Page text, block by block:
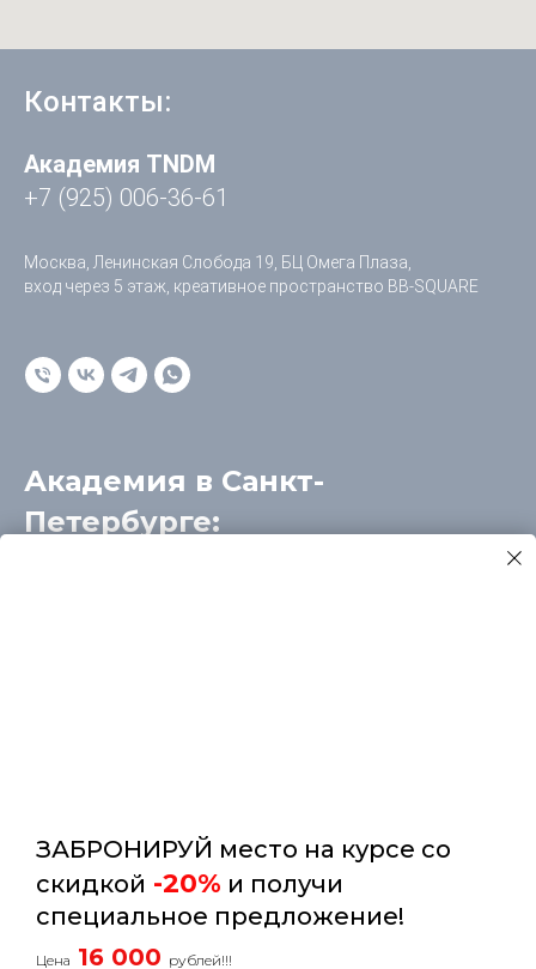
ЗАБРОНИРУЙ место на курсе со
скидкой -20% и получи
специальное предложение!
Цена 16 000 рублей!!!
Контакты:
Академия TNDM
+7 (925) 006-36-61
Москва, Ленинская Слобода 19, БЦ Омега Плаза,
вход через 5 этаж, креативное пространство BB-SQUARE
Академия в Санкт-
Петербурге: